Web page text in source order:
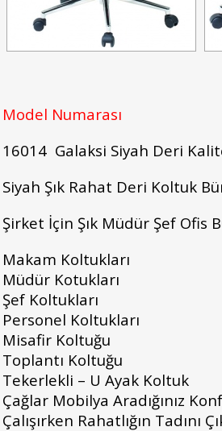
Model Numarası
16014 Galaksi Siyah Deri
Siyah Şık Rahat Deri Koltuk
Şirket İçin Şık Müdür Şef Ofis
Makam Koltukları
Müdür Kotukları
Şef Koltukları
Personel Koltukları
Misafir Koltuğu
Toplantı Koltuğu
Tekerlekli – U Ayak Koltuk
Çağlar Mobilya Aradığınız
Çalışırken Rahatlığın Tadını